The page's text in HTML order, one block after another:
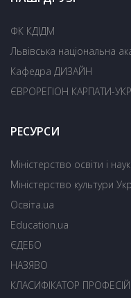
ФК КДІДМ
Львівська національна
Кафедра ДИЗАЙН
ЄВРОРЕГІОН КАРПАТИ-
РЕСУРСИ
Міністерство освіти і
Міністерство культури
Освіта.ua
Education.ua
ЄДЕБО
НАЗЯВО
КЛАСИФІКАТОР ПРОФЕСІЙ